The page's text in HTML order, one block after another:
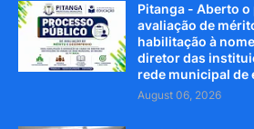
Pitanga - Aberto
avaliação de
habilitação à
diretor das
rede municipal de
August 06, 2026